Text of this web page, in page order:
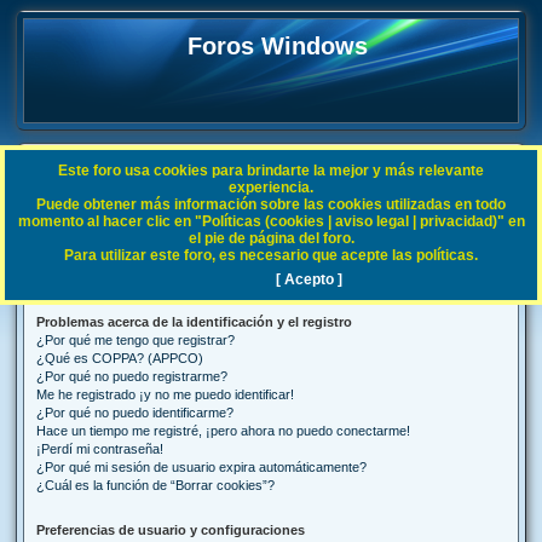
Foros Windows
FAQ
Índice general Preguntas Frecuentes
B
Preguntas Frecuentes
Problemas acerca de la identificación y el registro
¿Por qué me tengo que registrar?
¿Qué es COPPA? (APPCO)
¿Por qué no puedo registrarme?
Me he registrado ¡y no me puedo identificar!
¿Por qué no puedo identificarme?
Hace un tiempo me registré, ¡pero ahora no puedo conectarme!
¡Perdí mi contraseña!
¿Por qué mi sesión de usuario expira automáticamente?
¿Cuál es la función de “Borrar cookies”?
Preferencias de usuario y configuraciones
Este foro usa cookies para brindarte la mejor y más relevante
experiencia.
Puede obtener más información sobre las cookies utilizadas en todo
momento al hacer clic en "Políticas (cookies | aviso legal | privacidad)" en
el pie de página del foro.
Para utilizar este foro, es necesario que acepte las políticas.
[ Acepto ]